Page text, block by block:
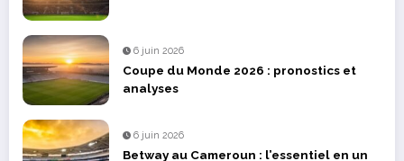
6 juin 2026
Coupe du Monde 2026 : pronostics et
analyses
6 juin 2026
Betway au Cameroun : l’essentiel en un